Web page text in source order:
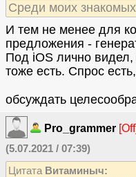
Среди моих
И тем не менее для
предложения -
Под iOS лично
тоже есть. Спрос
обсуждать
Pro_grammer [Off]
(5.07.2021 / 07:39)
Цитата Витаминыч: